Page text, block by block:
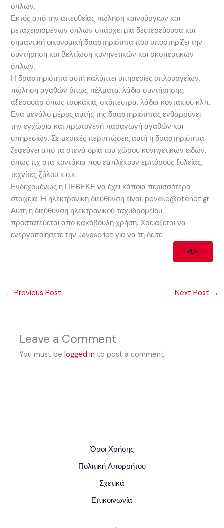
όπλων.
Εκτός από την απευθείας πώληση καινούργιων και
μεταχειρισμένων όπλων υπάρχει μια δευτερεύουσα και
σημαντική οικονομική δραστηριότητα που υποστηρίζει την
συντήρηση και βελτίωση κυνηγετικών και σκοπευτικών
όπλων.
Η δραστηριότητα αυτή καλύπτει υπηρεσίες οπλουργείων,
πώληση αγαθών όπως πέλματα, λάδια συντήρησης,
αξεσουάρ όπως τσοκάκια, σκόπευτρα, λάδια κοντακιού κλπ.
Ενα μεγάλο μέρος αυτής της δραστηριότητας ενθαρρύνει
την εγχώρια και πρωτογενή παραγωγή αγαθών και
υπηρεσιών. Σε μερικές περιπτώσεις αυτή η δραστηριότητα
ξεφεύγει από τα στενά όρια του χώρου κυνηγετικών ειδών,
όπως πχ στα κοντάκια που εμπλέκουν εμπόρους ξυλείας,
τεχνίτες ξύλου κ.ο.κ.
Ενδεχομένως η ΠΕΒΕΚΕ να έχει κάποια περισσότερα
στοιχεία. Η ηλεκτρονική διεύθυνση είναι: peveke@otenet.gr
Αυτή η διεύθυνση ηλεκτρονικού ταχυδρομείου
προστατεύεται από κακόβουλη χρήση. Χρειάζεται να
ενεργοποιήσετε την Javascript για να τη δείτε.
PDF
← Previous Post Next Post →
Leave a Comment
You must belogged in to post a comment.
Όροι Χρήσης
Πολιτική Απορρήτου
Σχετικά
Επικοινωνία